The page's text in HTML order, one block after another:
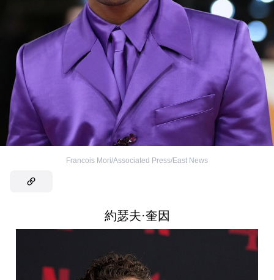
Francois Mori/Associated Press/East News
約瑟夫·奎因